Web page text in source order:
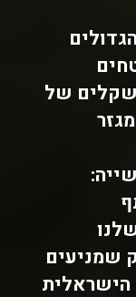
שקלים של
שמניעים